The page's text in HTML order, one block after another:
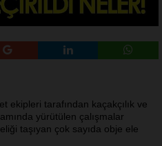
ekipleri tarafından kaçakçılık ve
yürütülen çalışmalar
taşıyan çok sayıda obje ele